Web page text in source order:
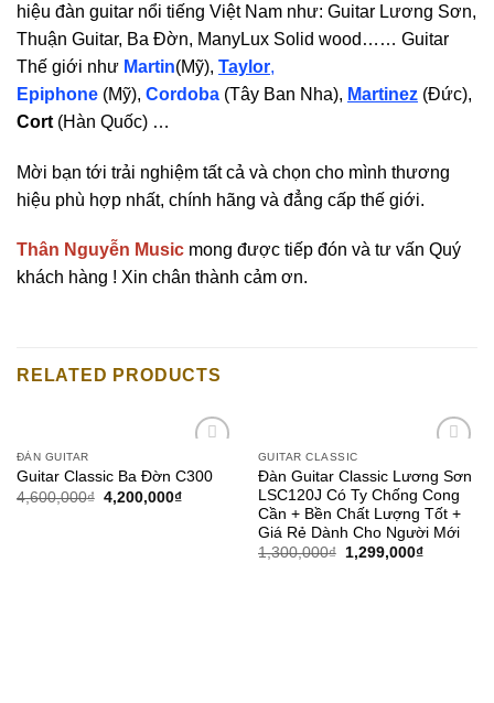
hiệu đàn guitar nổi tiếng Việt Nam như: Guitar Lương Sơn,
Thuận Guitar, Ba Đờn, ManyLux Solid wood…… Guitar
Thế giới như Martin(Mỹ), Taylor,
Epiphone (Mỹ), Cordoba (Tây Ban Nha), Martinez (Đức),
Cort (Hàn Quốc) …
Mời bạn tới trải nghiệm tất cả và chọn cho mình thương
hiệu phù hợp nhất, chính hãng và đẳng cấp thế giới.
Thân Nguyễn Music mong được tiếp đón và tư vấn Quý
khách hàng ! Xin chân thành cảm ơn.
RELATED PRODUCTS
wishlist
ĐÀN GUITAR
Guitar Classic Ba Đờn C300
4,600,000₫ 4,200,000₫
wishlist
GUITAR CLASSIC
Đàn Guitar Classic Lương Sơn
LSC120J Có Ty Chống Cong
Cần + Bền Chất Lượng Tốt +
Giá Rẻ Dành Cho Người Mới
1,300,000₫ 1,299,000₫